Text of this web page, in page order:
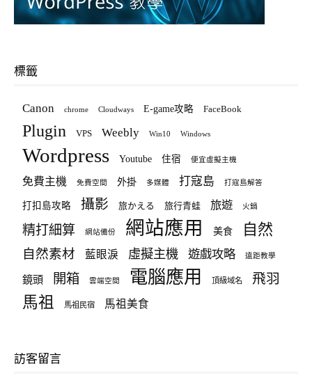
標籤
Canon chrome Cloudways E-game攻略 FaceBook
Plugin VPS Weebly Win10 Windows
Wordpress Youtube 住宿 便宜虛擬主機
免費主機 免費空間 外掛 多媒體 打寇島 打寇島解答
打扣島攻略 攝影 旅かえる 旅行青蛙 旅遊 火鍋
精打細算 網站備份 網站應用 美食 自然
自然素材 藍眼淚 虛擬主機 遊戲攻略 遠距教學
鏡頭 開箱 雲端空間 電腦應用 頂級域名 飛羽
馬祖 馬祖民宿 馬祖美食
訪客留言